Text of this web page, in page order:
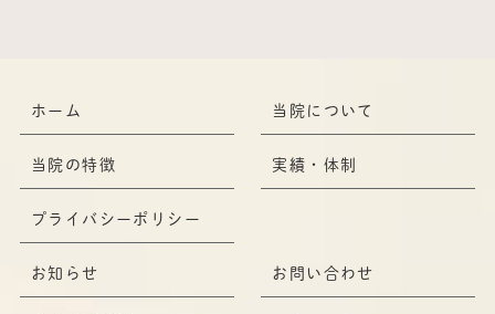
ホーム 当院について
当院の特徴 実績・体制
プライバシーポリシー
お知らせ お問い合わせ